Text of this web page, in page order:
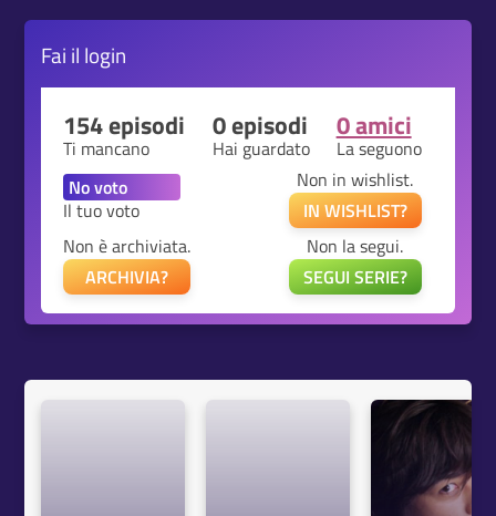
Fai il login
154 episodi
Ti mancano
0 episodi
Hai guardato
0 amici
La seguono
Il tuo voto
Non in wishlist.
IN WISHLIST?
Non è archiviata.
ARCHIVIA?
Non la segui.
SEGUI SERIE?